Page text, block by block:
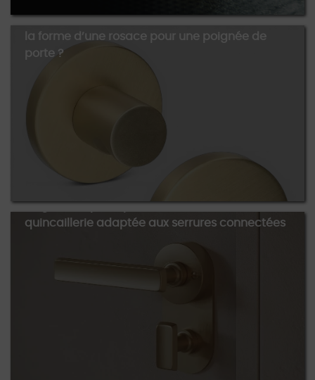
Rosace ronde, rosace carrée : comment choisir
la forme d’une rosace pour une poignée de
porte ?
Poignée de porte pour hôtel : choisir une
quincaillerie adaptée aux serrures connectées